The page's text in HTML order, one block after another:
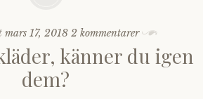
mars 17, 2018 2 kommentarer
känner du igen
dem?